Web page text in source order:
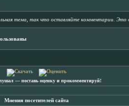
тема, так что оставляйте комментарии. Это
― поставь оценку и прокомментируй!
Мнения посетителей сайта